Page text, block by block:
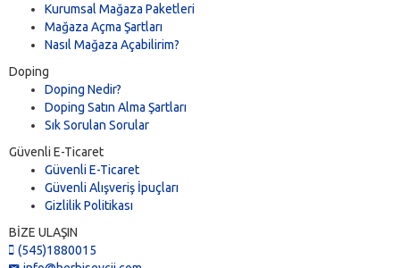
Kurumsal Mağaza Paketleri
Mağaza Açma Şartları
Nasıl Mağaza Açabilirim?
Doping
Doping Nedir?
Doping Satın Alma Şartları
Sık Sorulan Sorular
Güvenli E-Ticaret
Güvenli E-Ticaret
Güvenli Alışveriş İpuçları
Gizlilik Politikası
BİZE ULAŞIN
(545)1880015